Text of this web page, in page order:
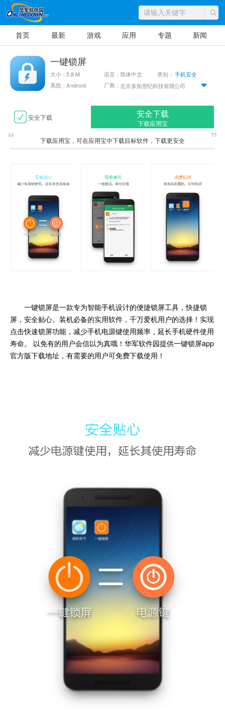
首页 最新 游戏 应用 专题 新闻
一键锁屏
大小：5.8 M 语言：简体中文 类别：手机安全
系统：Android
厂商：北京多拓世纪科技有限公司
安全下载 安全下载
下载应用宝
下载应用宝，可在应用宝中下载目标软件，下载更安全
一键锁屏是一款专为智能手机设计的便捷锁屏工具，快捷锁
屏，安全贴心。装机必备的实用软件，千万爱机用户的选择！实现
点击快速锁屏功能，减少手机电源键使用频率，延长手机硬件使用
寿命。 以免有的用户会信以为真哦！华军软件园提供一键锁屏app
官方版下载地址，有需要的用户可免费下载使用！